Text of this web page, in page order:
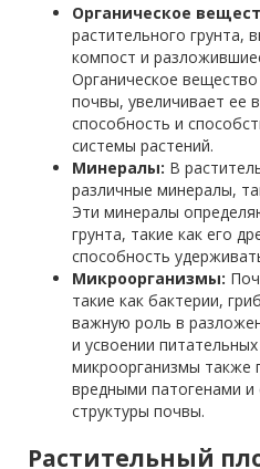
Органическое
растительного грунта,
компост и
Органическое
почвы, увеличивает ее
способность и
системы растений.
Минералы: В
различные минералы,
Эти минералы
грунта, такие как его
способность
Микроорганизмы:
такие как бактерии,
важную роль в
и усвоении
микроорганизмы также
вредными патогенами
структуры почвы.
Растительный